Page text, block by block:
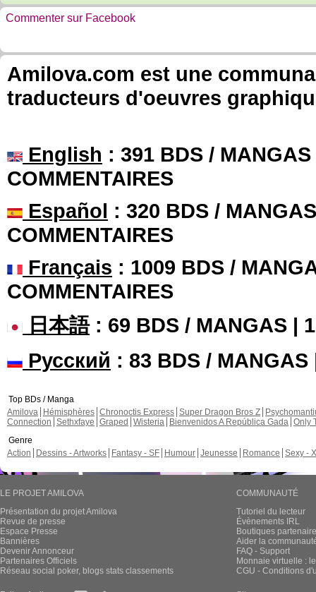
Commenter sur Facebook
Amilova.com est une
traducteurs d'oeuvres
English : 391 BDS /
COMMENTAIRES
Español : 320 BDS /
COMMENTAIRES
Français : 1009 BDS /
COMMENTAIRES
日本語: 69 BDS / MANGAS |
Русский : 83 BDS / MANGAS
Top BDs / Manga
Amilova
Hémisphères Chronoctis Express Super Dragon Bros Z
Connection Sethxfaye Graped Wisteria Bienvenidos A República Gada Only
Genre
Action
Dessins - Artworks Fantasy - SF Humour Jeunesse Romance Sexy -
LE PROJET AMILOVA
Présentation du projet Amilova
Revue de presse
Espace Presse
Bannières
Devenir Annonceur
Partenaires Officiels
Réseau social poker, blogs stats classements
COMMUNAUTÉ
Tutoriel du lecteur
Évènements IRL
Boutiques
Aider la
FAQ - Support
Monnaie virtuelle :
CGU - Conditions